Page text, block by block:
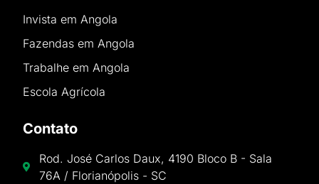
Invista em Angola
Fazendas em Angola
Trabalhe em Angola
Escola Agrícola
Contato
Rod. José Carlos Daux, 4190 Bloco B - Sala
76A / Florianópolis - SC